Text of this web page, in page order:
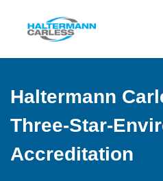
Haltermann
Three-Star-
Accreditation